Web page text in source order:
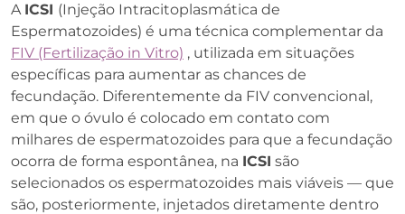
A ICSI (Injeção Intracitoplasmática de
Espermatozoides) é uma técnica complementar da
FIV (Fertilização in Vitro) , utilizada em situações
específicas para aumentar as chances de
fecundação. Diferentemente da FIV convencional,
em que o óvulo é colocado em contato com
milhares de espermatozoides para que a fecundação
ocorra de forma espontânea, na ICSI são
selecionados os espermatozoides mais viáveis — que
são, posteriormente, injetados diretamente dentro